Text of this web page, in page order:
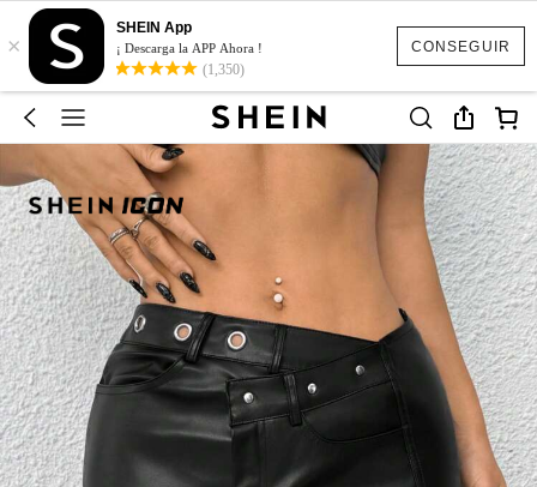
CONSEGUIR
×
SHEIN App
¡ Descarga la APP Ahora !
(1,350)